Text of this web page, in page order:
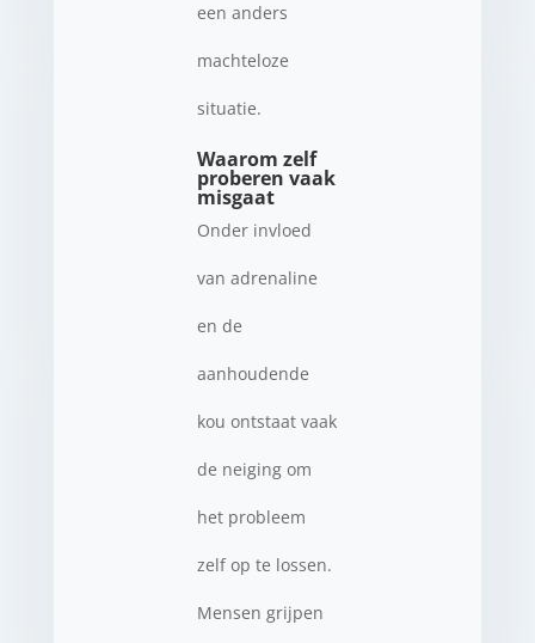
een anders
machteloze
situatie.
Waarom zelf
proberen vaak
misgaat
Onder invloed
van adrenaline
en de
aanhoudende
kou ontstaat vaak
de neiging om
het probleem
zelf op te lossen.
Mensen grijpen